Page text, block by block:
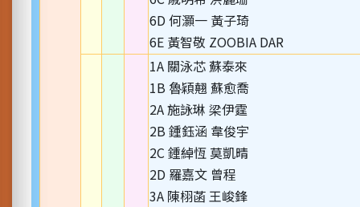
6D 何灝一 黃子琦
6E 黃智敬 ZOOBIA DAR
1A 關泳芯 蘇泰來
1B 魯穎翹 蘇愈喬
2A 施詠琳 梁伊霆
2B 鍾鈺涵 韋俊宇
2C 鍾綽恆 莫凱晴
2D 羅嘉文 曾程
3A 陳栩菡 王峻鋒